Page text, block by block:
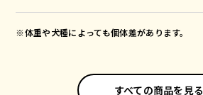
※体重や犬種によっても個体差があります。
すべての商品を見る